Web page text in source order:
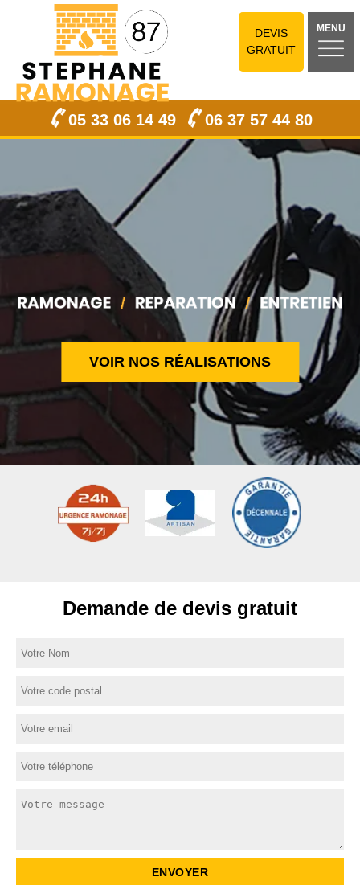
DEVIS
GRATUIT
MENU
05 33 06 14 49 06 37 57 44 80
VOIR NOS RÉALISATIONS
Demande de devis gratuit